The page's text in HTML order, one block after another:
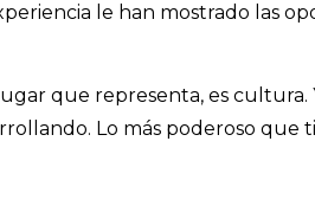
le han mostrado las
que representa, es
Lo más poderoso